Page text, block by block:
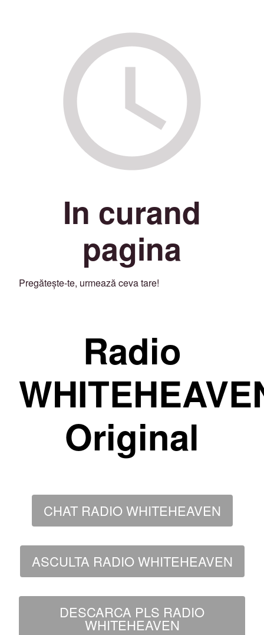
In curand
pagina
Pregătește-te, urmează ceva tare!
Radio
Original
CHAT RADIO WHITEHEAVEN
ASCULTA RADIO WHITEHEAVEN
DESCARCA PLS RADIO
WHITEHEAVEN